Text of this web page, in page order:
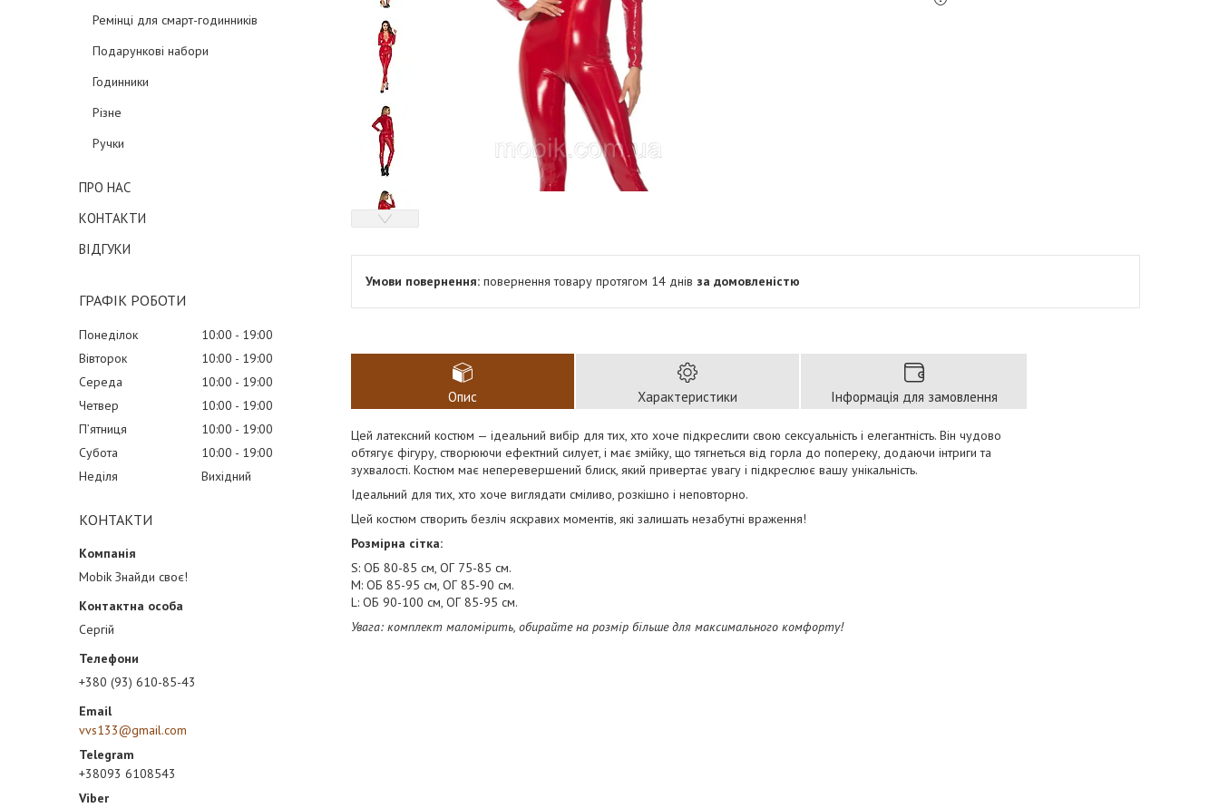
Ремінці для смарт-годинників
Подарункові набори
Годинники
Різне
Ручки
ПРО НАС
КОНТАКТИ
ВІДГУКИ
ГРАФІК РОБОТИ
Понеділок 10:00
19:00
Вівторок
10:00
19:00
Середа
10:00
19:00
Четвер
10:00
19:00
Пʼятниця
10:00
19:00
Субота
10:00
19:00
Неділя
Вихідний
КОНТАКТИ
Mobik Знайди своє!
Сергій
+380 (93) 610-85-43
vvs133@gmail.com
+38093 6108543
повернення товару протягом 14 днів за домовленістю
Опис Характеристики Інформація для замовлення
Цей латексний костюм — ідеальний вибір для тих, хто хоче підкреслити свою сексуальність і елегантність. Він чудово
обтягує фігуру, створюючи ефектний силует, і має змійку, що тягнеться від горла до попереку, додаючи інтриги та
зухвалості. Костюм має неперевершений блиск, який привертає увагу і підкреслює вашу унікальність.
Ідеальний для тих, хто хоче виглядати сміливо, розкішно і неповторно.
Цей костюм створить безліч яскравих моментів, які залишать незабутні враження!
Розмірна сітка:
S: ОБ 80-85 см, ОГ 75-85 см.
M: ОБ 85-95 см, ОГ 85-90 см.
L: ОБ 90-100 см, ОГ 85-95 см.
Увага: комплект маломірить, обирайте на розмір більше для максимального комфорту!